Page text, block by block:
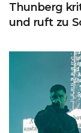
Thunberg
und ruft zu